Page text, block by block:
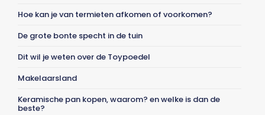
Hoe kan je van termieten afkomen of voorkomen?
De grote bonte specht in de tuin
Dit wil je weten over de Toypoedel
Makelaarsland
Keramische pan kopen, waarom? en welke is dan de
beste?